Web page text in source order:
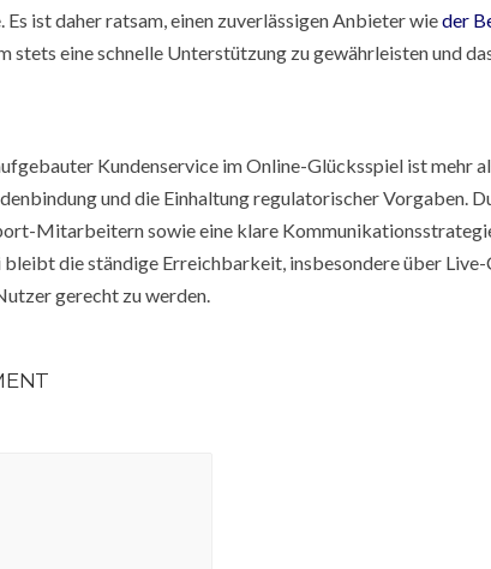
ist daher ratsam, einen zuverlässigen Anbieter wieder
stets eine schnelle Unterstützung zu gewährleisten und
Kundenservice im Online-Glücksspiel ist mehr
und die Einhaltung regulatorischer Vorgaben.
Mitarbeitern sowie eine klare
die ständige Erreichbarkeit, insbesondere über Live-
gerecht zu werden.